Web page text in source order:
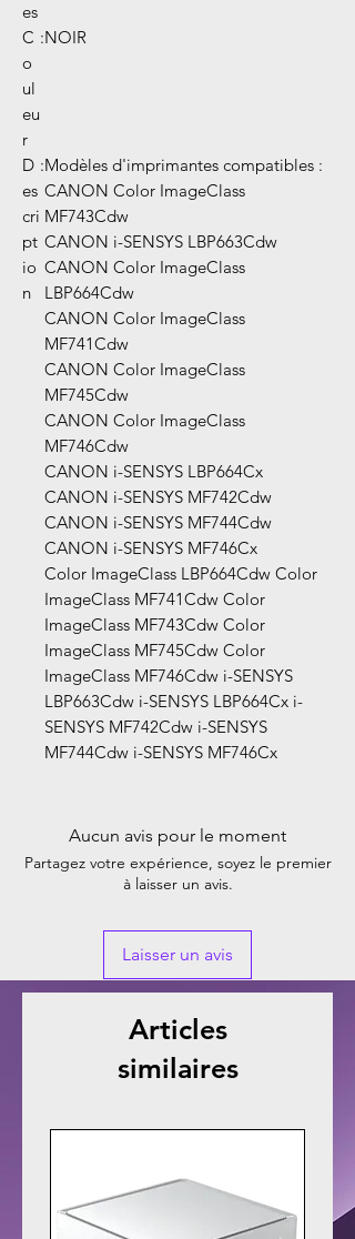
es
C
o
ul
eu
r
:NOIR
D
es
cri
pt
io
n
:Modèles d'imprimantes compatibles :
CANON Color ImageClass
MF743Cdw
CANON i-SENSYS LBP663Cdw
CANON Color ImageClass
LBP664Cdw
CANON Color ImageClass
MF741Cdw
CANON Color ImageClass
MF745Cdw
CANON Color ImageClass
MF746Cdw
CANON i-SENSYS LBP664Cx
CANON i-SENSYS MF742Cdw
CANON i-SENSYS MF744Cdw
CANON i-SENSYS MF746Cx
Color ImageClass LBP664Cdw Color
ImageClass MF741Cdw Color
ImageClass MF743Cdw Color
ImageClass MF745Cdw Color
ImageClass MF746Cdw i-SENSYS
LBP663Cdw i-SENSYS LBP664Cx i-
SENSYS MF742Cdw i-SENSYS
MF744Cdw i-SENSYS MF746Cx
Aucun avis pour le moment
Partagez votre expérience, soyez le premier
à laisser un avis.
Laisser un avis
Articles
similaires